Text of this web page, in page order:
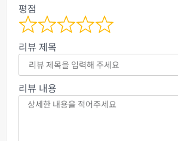
평점
리뷰 제목
리뷰 내용